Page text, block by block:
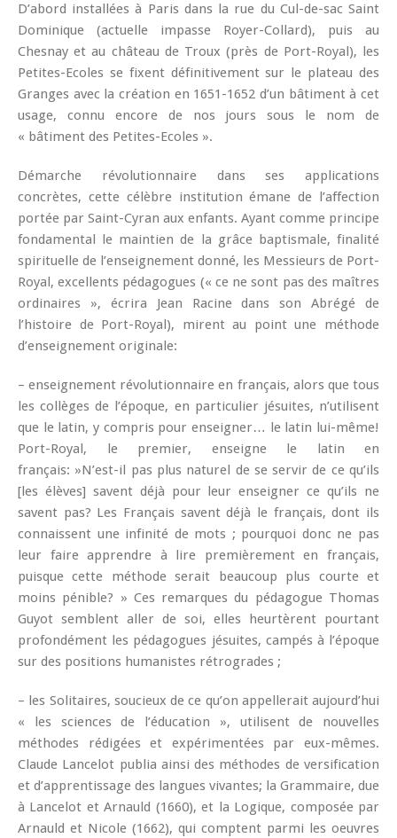
D’abord installées à Paris dans la rue du Cul-de-sac Saint
Dominique (actuelle impasse Royer-Collard), puis au
Chesnay et au château de Troux (près de Port-Royal), les
Petites-Ecoles se fixent définitivement sur le plateau des
Granges avec la création en 1651-1652 d’un bâtiment à cet
usage, connu encore de nos jours sous le nom de
« bâtiment des Petites-Ecoles ».
Démarche révolutionnaire dans ses applications
concrètes, cette célèbre institution émane de l’affection
portée par Saint-Cyran aux enfants. Ayant comme principe
fondamental le maintien de la grâce baptismale, finalité
spirituelle de l’enseignement donné, les Messieurs de Port-
Royal, excellents pédagogues (« ce ne sont pas des maîtres
ordinaires », écrira Jean Racine dans son Abrégé de
l’histoire de Port-Royal), mirent au point une méthode
d’enseignement originale:
– enseignement révolutionnaire en français, alors que tous
les collèges de l’époque, en particulier jésuites, n’utilisent
que le latin, y compris pour enseigner… le latin lui-même!
Port-Royal, le premier, enseigne le latin en
français: »N’est-il pas plus naturel de se servir de ce qu’ils
[les élèves] savent déjà pour leur enseigner ce qu’ils ne
savent pas? Les Français savent déjà le français, dont ils
connaissent une infinité de mots ; pourquoi donc ne pas
leur faire apprendre à lire premièrement en français,
puisque cette méthode serait beaucoup plus courte et
moins pénible? » Ces remarques du pédagogue Thomas
Guyot semblent aller de soi, elles heurtèrent pourtant
profondément les pédagogues jésuites, campés à l’époque
sur des positions humanistes rétrogrades ;
– les Solitaires, soucieux de ce qu’on appellerait aujourd’hui
« les sciences de l’éducation », utilisent de nouvelles
méthodes rédigées et expérimentées par eux-mêmes.
Claude Lancelot publia ainsi des méthodes de versification
et d’apprentissage des langues vivantes; la Grammaire, due
à Lancelot et Arnauld (1660), et la Logique, composée par
Arnauld et Nicole (1662), qui comptent parmi les oeuvres